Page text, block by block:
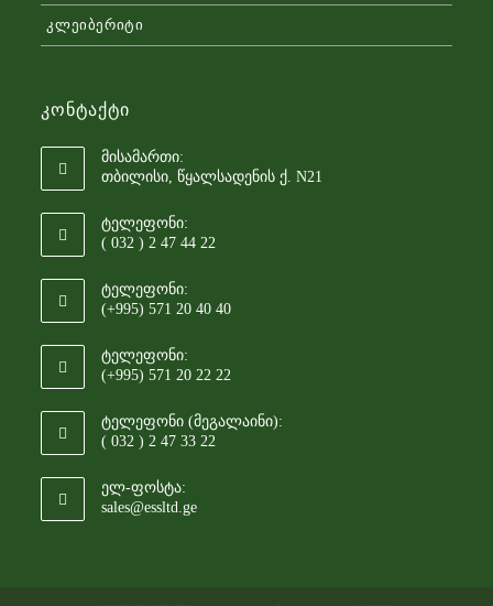
კლეიბერიტი
Კონტაქტი
მისამართი:
თბილისი, წყალსადენის ქ. N21
ტელეფონი:
( 032 ) 2 47 44 22
ტელეფონი:
(+995) 571 20 40 40
ტელეფონი:
(+995) 571 20 22 22
ტელეფონი (მეგალაინი):
( 032 ) 2 47 33 22
ელ-ფოსტა:
sales@essltd.ge